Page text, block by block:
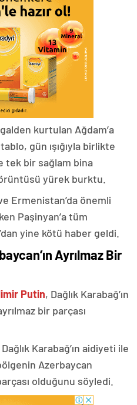
kurtulan Ağdam’a
gün ışığıyla birlikte
tek bir sağlam bina
yürek burktu.
Ermenistan’da önemli
Paşinyan’a tüm
yine kötü haber geldi.
Ayrılmaz Bir
Putin, Dağlık Karabağ’ın
bir parçası
Karabağ’ın aidiyeti ile
Azerbaycan
olduğunu söyledi.